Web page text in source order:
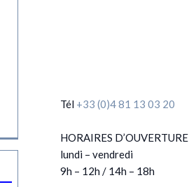
Tél +33 (0)4 81 13 03 20
HORAIRES D’OUVERTURE
lundi – vendredi
9h – 12h / 14h – 18h